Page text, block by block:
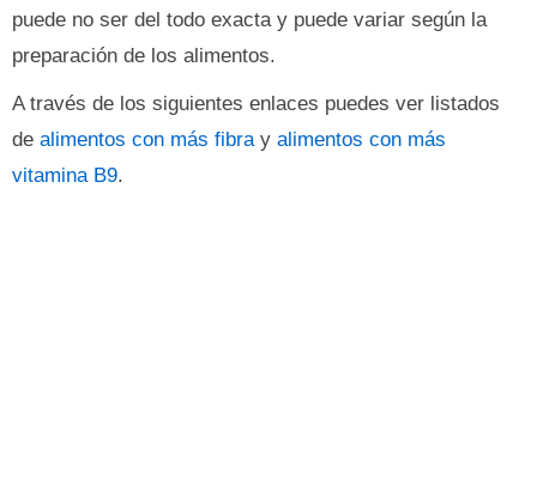
puede no ser del todo exacta y puede variar según la
preparación de los alimentos.
A través de los siguientes enlaces puedes ver listados
de alimentos con más fibray alimentos con más
vitamina B9.